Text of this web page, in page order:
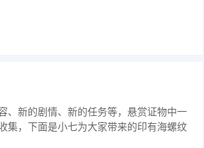
、新的剧情、新的任务等，悬赏证物中一
集，下面是小七为大家带来的印有海螺纹